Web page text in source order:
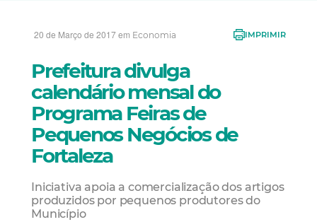
20 de Março de 2017 em Economia IMPRIMIR
Prefeitura divulga
calendário mensal do
Programa Feiras de
Pequenos Negócios de
Fortaleza
Iniciativa apoia a comercialização dos artigos
produzidos por pequenos produtores do
Município